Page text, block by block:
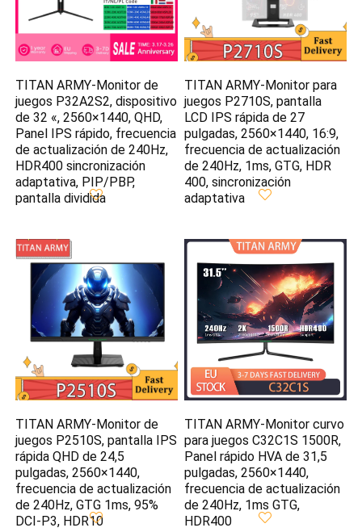
TITAN ARMY-Monitor de
juegos P32A2S2, dispositivo
de 32 «, 2560×1440, QHD,
Panel IPS rápido, frecuencia
de actualización de 240Hz,
HDR400 sincronización
adaptativa, PIP/PBP,
pantalla dividida
TITAN ARMY-Monitor para
juegos P2710S, pantalla
LCD IPS rápida de 27
pulgadas, 2560×1440, 16:9,
frecuencia de actualización
de 240Hz, 1ms, GTG, HDR
400, sincronización
adaptativa
TITAN ARMY-Monitor de
juegos P2510S, pantalla IPS
rápida QHD de 24,5
pulgadas, 2560×1440,
frecuencia de actualización
de 240Hz, GTG 1ms, 95%
DCI-P3, HDR10
TITAN ARMY-Monitor curvo
para juegos C32C1S 1500R,
Panel rápido HVA de 31,5
pulgadas, 2560×1440,
frecuencia de actualización
de 240Hz, 1ms GTG,
HDR400